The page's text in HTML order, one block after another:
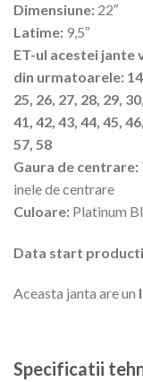
Dimensiune: 22″
Latime: 9,5″
ET-ul acestei jante
din urmatoarele:
25, 26, 27, 28, 29,
41, 42, 43, 44, 45,
57, 58
Gaura de centrare:
inele de centrare
Culoare: Platinum
Data start
Aceasta janta are un
Specificatii